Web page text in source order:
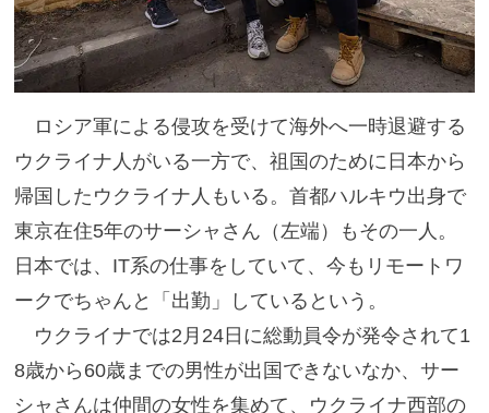
ロシア軍による侵攻を受けて海外へ一時退避する
ウクライナ人がいる一方で、祖国のために日本から
帰国したウクライナ人もいる。首都ハルキウ出身で
東京在住5年のサーシャさん（左端）もその一人。
日本では、IT系の仕事をしていて、今もリモートワ
ークでちゃんと「出勤」しているという。
ウクライナでは2月24日に総動員令が発令されて1
8歳から60歳までの男性が出国できないなか、サー
シャさんは仲間の女性を集めて、ウクライナ西部の